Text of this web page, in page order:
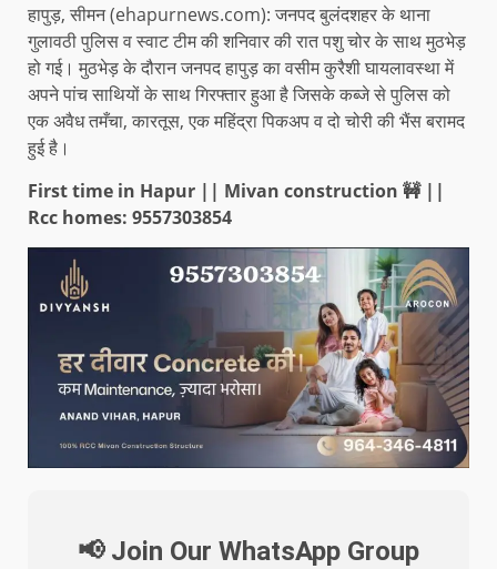
हापुड़, सीमन (ehapurnews.com): जनपद बुलंदशहर के थाना
गुलावठी पुलिस व स्वाट टीम की शनिवार की रात पशु चोर के साथ मुठभेड़
हो गई। मुठभेड़ के दौरान जनपद हापुड़ का वसीम कुरैशी घायलावस्था में
अपने पांच साथियों के साथ गिरफ्तार हुआ है जिसके कब्जे से पुलिस को
एक अवैध तमँचा, कारतूस, एक महिंद्रा पिकअप व दो चोरी की भैंस बरामद
हुई है।
First time in Hapur || Mivan construction 🚧 ||
Rcc homes: 9557303854
📢 Join Our WhatsApp Group